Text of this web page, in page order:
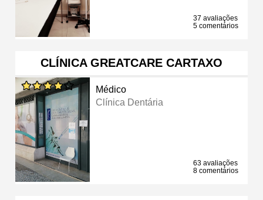
37 avaliações
5 comentários
CLÍNICA GREATCARE CARTAXO
Médico
Clínica Dentária
63 avaliações
8 comentários